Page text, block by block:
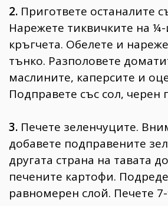
2. Пригответе останалите
Нарежете тиквичките на
кръгчета. Обелете и
тънко. Разполовете
маслините, каперсите и
Подправете със сол, черен
3. Печете зеленчуците.
добавете подправените
другата страна на тавата
печените картофи.
равномерен слой. Печете